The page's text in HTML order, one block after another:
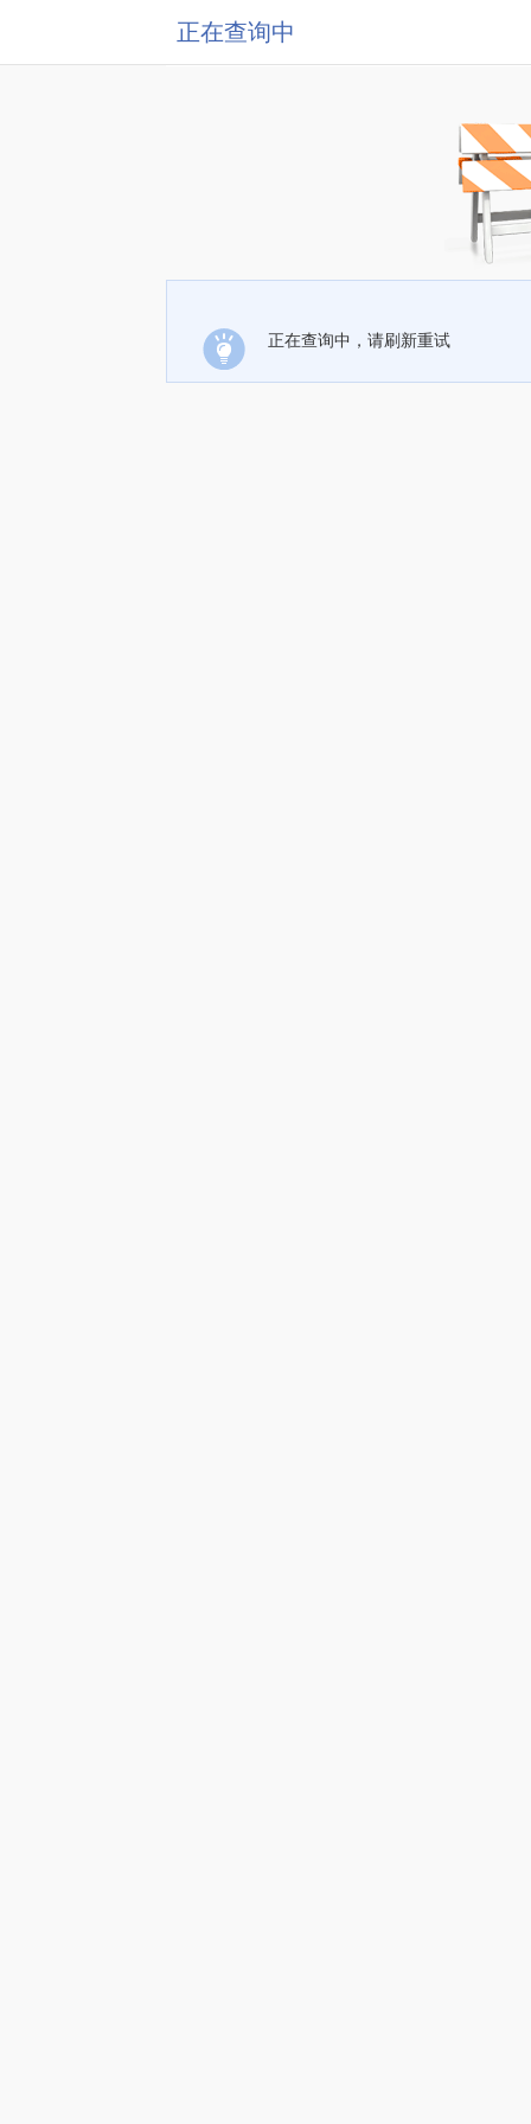
正在查询中
正在查询中，请刷新重试